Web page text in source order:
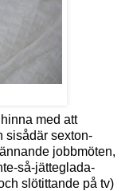
med att
sisådär sexton-
jobbmöten,
så-jätteglada-
slötittande på tv)